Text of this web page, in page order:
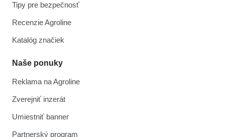
Tipy pre bezpečnosť
Recenzie Agroline
Katalóg značiek
Naše ponuky
Reklama na Agroline
Zverejniť inzerát
Umiestniť banner
Partnerský program